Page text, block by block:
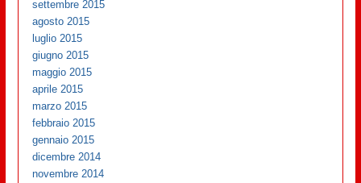
settembre 2015
agosto 2015
luglio 2015
giugno 2015
maggio 2015
aprile 2015
marzo 2015
febbraio 2015
gennaio 2015
dicembre 2014
novembre 2014